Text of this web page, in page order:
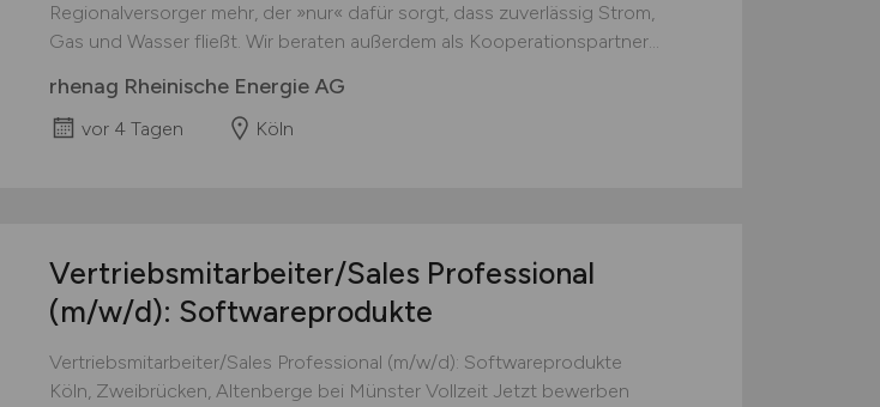
Regionalversorger mehr, der »nur« dafür sorgt, dass zuverlässig Strom,
Gas und Wasser fließt. Wir beraten außerdem als Kooperationspartner...
rhenag Rheinische Energie AG
vor 4 Tagen Köln
Vertriebsmitarbeiter/Sales Professional
(m/w/d): Softwareprodukte
Vertriebsmitarbeiter/Sales Professional (m/w/d): Softwareprodukte
Köln, Zweibrücken, Altenberge bei Münster Vollzeit Jetzt bewerben